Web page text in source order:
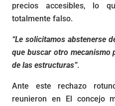
precios accesibles, lo
totalmente falso.
“Le solicitamos abstenerse
que buscar otro mecanismo
de las estructuras”.
Ante este rechazo
reunieron en El concejo